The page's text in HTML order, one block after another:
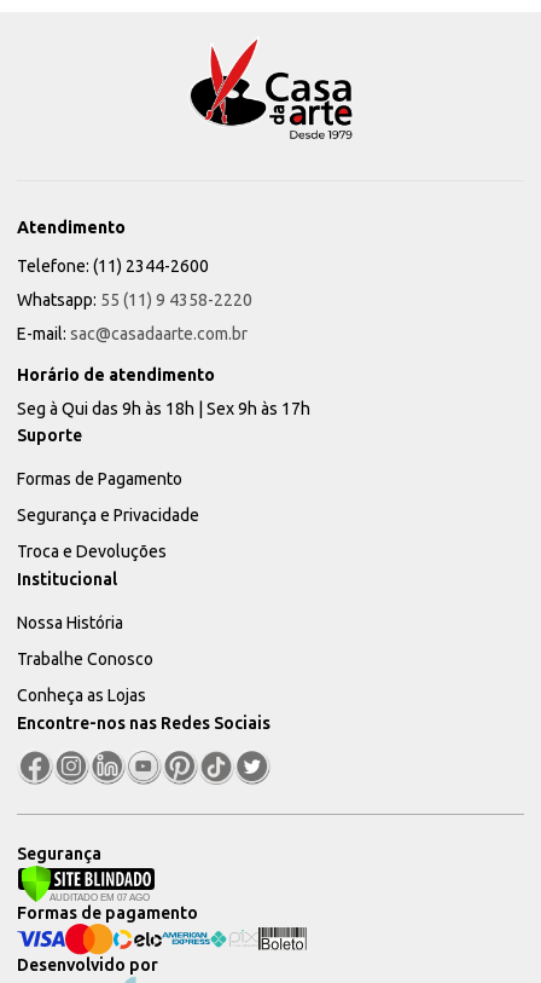
Atendimento
Telefone: (11) 2344-2600
Whatsapp: 55 (11) 9 4358-2220
E-mail: sac@casadaarte.com.br
Horário de atendimento
Seg à Qui das 9h às 18h | Sex 9h às 17h
Suporte
Formas de Pagamento
Segurança e Privacidade
Troca e Devoluções
Institucional
Nossa História
Trabalhe Conosco
Conheça as Lojas
Encontre-nos nas Redes Sociais
Segurança
Desenvolvido por
Formas de pagamento